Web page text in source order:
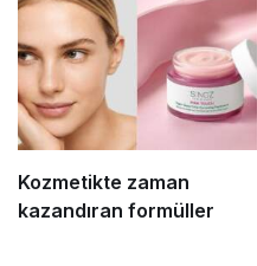
Kozmetikte zaman
kazandıran formüller